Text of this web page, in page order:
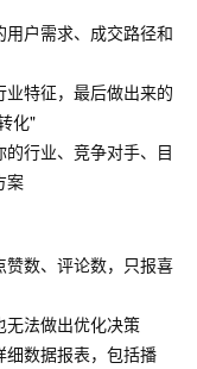
户需求、成交路径和
特征，最后做出来的
化"
行业、竞争对手、目
案
数、评论数，只报喜
无法做出优化决策
细数据报表，包括播